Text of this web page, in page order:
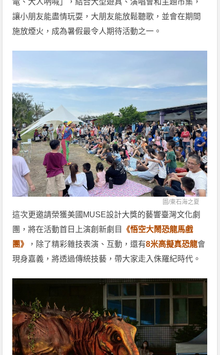
讓小朋友能盡情玩耍，大朋友能放鬆聽歌，並會在期間
施放煙火，成為暑假最令人期待活動之一。
圖/東石海之夏
這次更邀請榮獲美國MUSE設計大獎的藝響臺灣文化劇
團，將在活動首日上演創新劇目
《悟空大鬧恐龍馬戲
團》
，除了精彩雜技表演、互動，還有8米高擬真恐龍會
現身嘉義，將透過傳統技藝，帶大家走入侏羅紀時代。